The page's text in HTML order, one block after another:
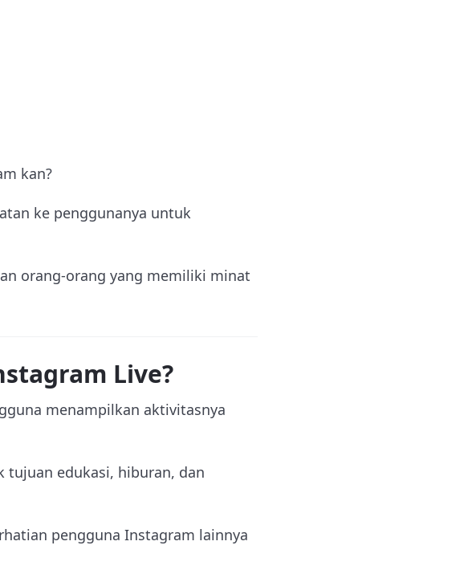
kan?
ke penggunanya untuk
orang-orang yang memiliki minat
Live?
menampilkan aktivitasnya
edukasi, hiburan, dan
pengguna Instagram lainnya